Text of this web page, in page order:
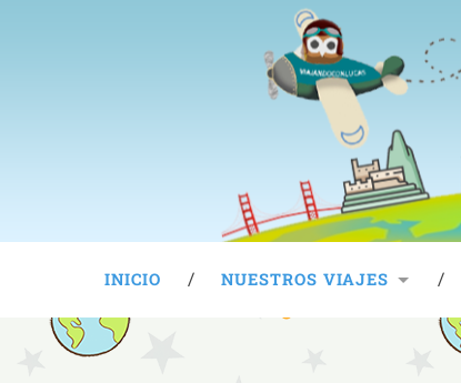
INICIO NUESTROS VIAJES